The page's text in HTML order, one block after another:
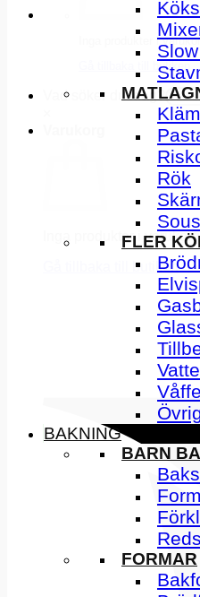
Inga produkter i
Gå tillbaka till butiken
Vad söker du idag?
Inga produkter i
Gå tillbaka till butiken
Rök
FLER
BAKNING
BARN
FORMAR